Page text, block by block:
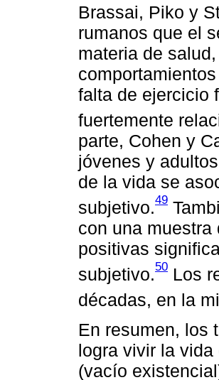
Brassai, Piko y
rumanos que el
materia de
falta de ejercicio
fuertemente
parte, Cohen y
jóvenes y
de la vida se
subjetivo.49
con una
positivas
subjetivo.50 Los
décadas, en la
En resumen, los
logra vivir la
(vacío